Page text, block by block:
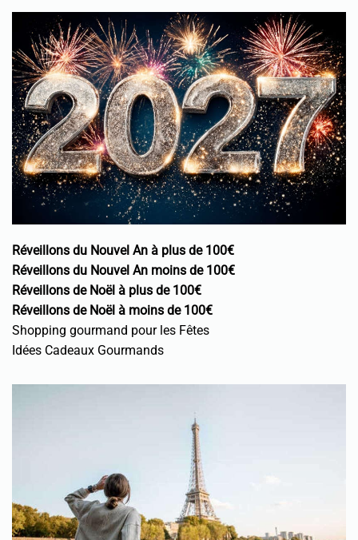
Réveillons du Nouvel An à plus de 100€
Réveillons du Nouvel An moins de 100€
Réveillons de Noël à plus de 100€
Réveillons de Noël à moins de 100€
Shopping gourmand pour les Fêtes
Idées Cadeaux Gourmands